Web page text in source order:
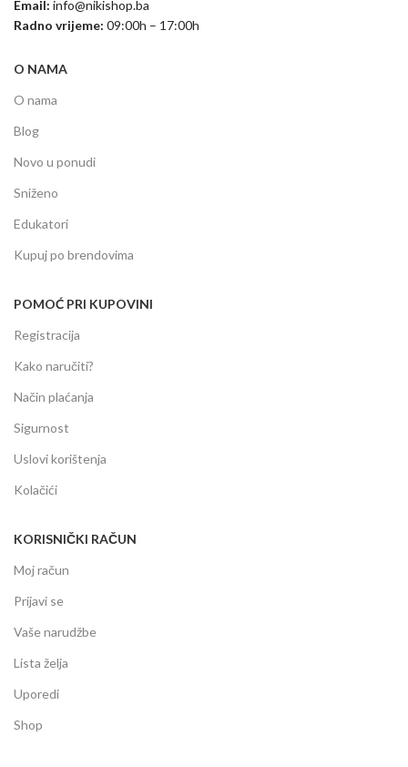
Email: info@nikishop.ba
Radno vrijeme: 09:00h – 17:00h
O NAMA
O nama
Blog
Novo u ponudi
Sniženo
Edukatori
Kupuj po brendovima
POMOĆ PRI KUPOVINI
Registracija
Kako naručiti?
Način plaćanja
Sigurnost
Uslovi korištenja
Kolačići
KORISNIČKI RAČUN
Moj račun
Prijavi se
Vaše narudžbe
Lista želja
Uporedi
Shop